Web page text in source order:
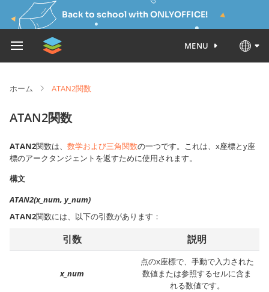
Back to school with ONLYOFFICE!
MENU
ホーム ATAN2関数
ATAN2関数
ATAN2関数は、 数学および三角関数の一つです。これは、x座標とy座
標のアークタンジェントを返すために使用されます。
構文
ATAN2(x_num, y_num)
ATAN2関数には、以下の引数があります：
引数 説明
x_num
点のx座標で、手動で入力された
数値または参照するセルに含ま
れる数値です。